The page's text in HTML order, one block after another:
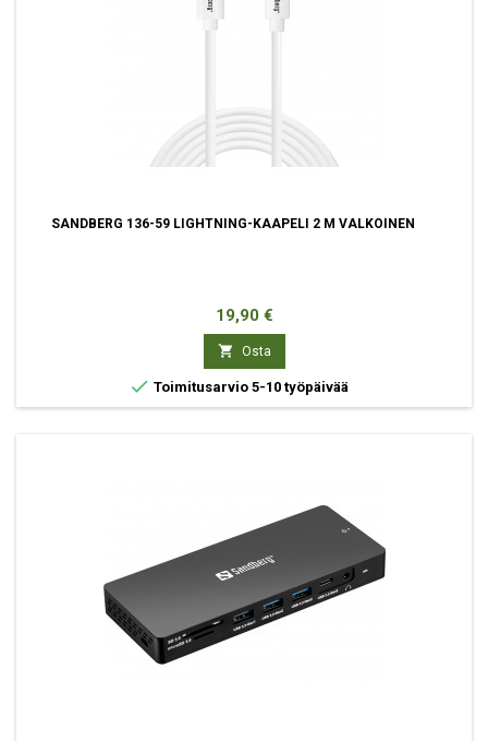
SANDBERG 136-59 LIGHTNING-KAAPELI 2 M VALKOINEN
Hinta
19,90 €
 Osta
 Toimitusarvio 5-10 työpäivää